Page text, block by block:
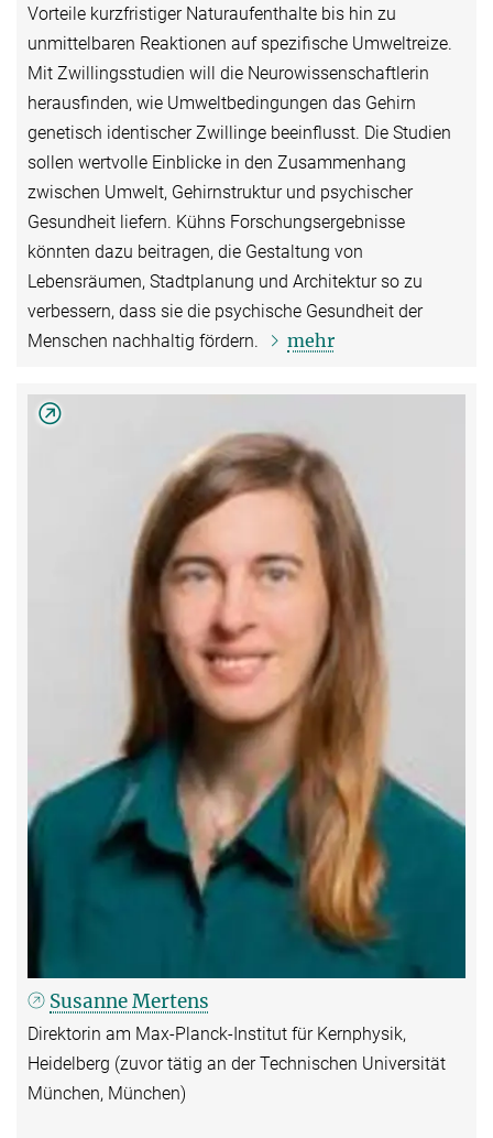
Vorteile kurzfristiger Naturaufenthalte bis hin zu
unmittelbaren Reaktionen auf spezifische Umweltreize.
Mit Zwillingsstudien will die Neurowissenschaftlerin
herausfinden, wie Umweltbedingungen das Gehirn
genetisch identischer Zwillinge beeinflusst. Die Studien
sollen wertvolle Einblicke in den Zusammenhang
zwischen Umwelt, Gehirnstruktur und psychischer
Gesundheit liefern. Kühns Forschungsergebnisse
könnten dazu beitragen, die Gestaltung von
Lebensräumen, Stadtplanung und Architektur so zu
verbessern, dass sie die psychische Gesundheit der
Menschen nachhaltig fördern.
mehr
Susanne Mertens
Direktorin am Max-Planck-Institut für Kernphysik,
Heidelberg (zuvor tätig an der Technischen Universität
München, München)